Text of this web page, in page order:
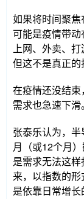
如果将时间聚
可能是疫情带
上网、外卖、打
但这不是真正的
在疫情还没结束
需求也急速下滑。
张泰乐认为，
月（或12个月
是需求无法这
来，以指数的
是依靠日常增长